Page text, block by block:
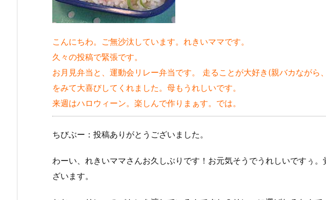
こんにちわ。ご無沙汰しています。れきいママです。
久々の投稿で緊張です。
お月見弁当と、運動会リレー弁当です。 走ることが大好き(親バカながら
をみて大喜びしてくれました。母もうれしいです。
来週はハロウィーン。楽しんで作りまぁす。では。
ちびぶー：投稿ありがとうございました。
わーい、れきいママさんお久しぶりです！お元気そうでうれしいですぅ
ざいます。